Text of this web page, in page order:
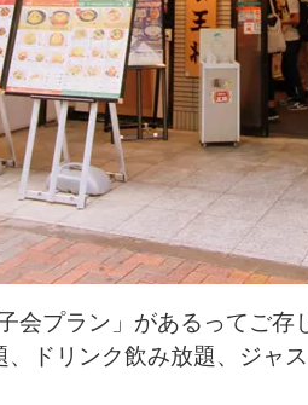
会プラン」があるってご
ドリンク飲み放題、ジャ